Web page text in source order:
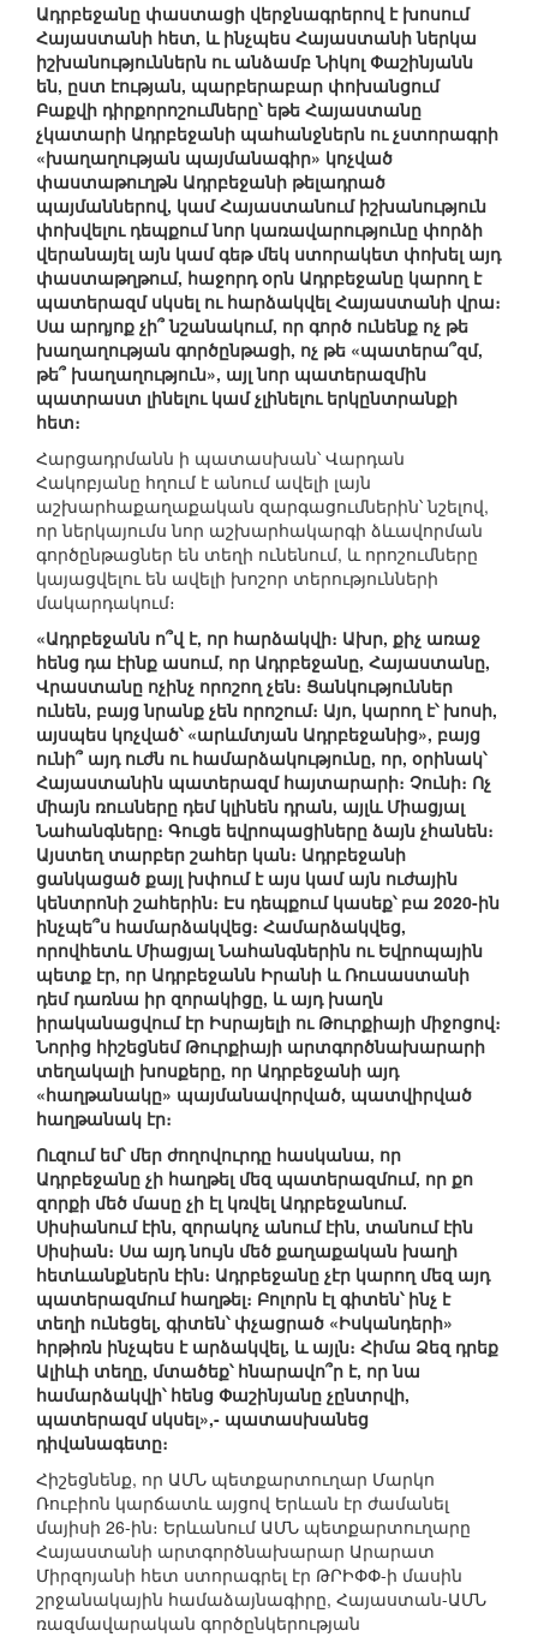
Ադրբեջանը փաստացի վերջնագրերով է խոսում
Հայաստանի հետ, և ինչպես Հայաստանի ներկա
իշխանություններն ու անձամբ Նիկոլ Փաշինյանն
են, ըստ էության, պարբերաբար փոխանցում
Բաքվի դիրքորոշումները՝ եթե Հայաստանը
չկատարի Ադրբեջանի պահանջներն ու չստորագրի
«խաղաղության պայմանագիր» կոչված
փաստաթուղթն Ադրբեջանի թելադրած
պայմաններով, կամ Հայաստանում իշխանություն
փոխվելու դեպքում նոր կառավարությունը փորձի
վերանայել այն կամ գեթ մեկ ստորակետ փոխել այդ
փաստաթղթում, հաջորդ օրն Ադրբեջանը կարող է
պատերազմ սկսել ու հարձակվել Հայաստանի վրա։
Սա արդյոք չի՞ նշանակում, որ գործ ունենք ոչ թե
խաղաղության գործընթացի, ոչ թե «պատերա՞զմ,
թե՞ խաղաղություն», այլ նոր պատերազմին
պատրաստ լինելու կամ չլինելու երկընտրանքի
հետ։
Հարցադրմանն ի պատասխան՝ Վարդան
Հակոբյանը հղում է անում ավելի լայն
աշխարհաքաղաքական զարգացումներին՝ նշելով,
որ ներկայումս նոր աշխարհակարգի ձևավորման
գործընթացներ են տեղի ունենում, և որոշումները
կայացվելու են ավելի խոշոր տերությունների
մակարդակում։
«Ադրբեջանն ո՞վ է, որ հարձակվի։ Ախր, քիչ առաջ
հենց դա էինք ասում, որ Ադրբեջանը, Հայաստանը,
Վրաստանը ոչինչ որոշող չեն։ Ցանկություններ
ունեն, բայց նրանք չեն որոշում։ Այո, կարող է՝ խոսի,
այսպես կոչված՝ «արևմտյան Ադրբեջանից», բայց
ունի՞ այդ ուժն ու համարձակությունը, որ, օրինակ՝
Հայաստանին պատերազմ հայտարարի։ Չունի։ Ոչ
միայն ռուսները դեմ կլինեն դրան, այլև Միացյալ
Նահանգները։ Գուցե եվրոպացիները ձայն չհանեն։
Այստեղ տարբեր շահեր կան։ Ադրբեջանի
ցանկացած քայլ խփում է այս կամ այն ուժային
կենտրոնի շահերին։ Էս դեպքում կասեք՝ բա 2020-ին
ինչպե՞ս համարձակվեց։ Համարձակվեց,
որովհետև Միացյալ Նահանգներին ու Եվրոպային
պետք էր, որ Ադրբեջանն Իրանի և Ռուսաստանի
դեմ դառնա իր զորակիցը, և այդ խաղն
իրականացվում էր Իսրայելի ու Թուրքիայի միջոցով։
Նորից հիշեցնեմ Թուրքիայի արտգործնախարարի
տեղակալի խոսքերը, որ Ադրբեջանի այդ
«հաղթանակը» պայմանավորված, պատվիրված
հաղթանակ էր։
Ուզում եմ՝ մեր ժողովուրդը հասկանա, որ
Ադրբեջանը չի հաղթել մեզ պատերազմում, որ քո
զորքի մեծ մասը չի էլ կռվել Ադրբեջանում.
Սիսիանում էին, զորակոչ անում էին, տանում էին
Սիսիան։ Սա այդ նույն մեծ քաղաքական խաղի
հետևանքներն էին։ Ադրբեջանը չէր կարող մեզ այդ
պատերազմում հաղթել։ Բոլորն էլ գիտեն՝ ինչ է
տեղի ունեցել, գիտեն՝ փչացրած «Իսկանդերի»
հրթիռն ինչպես է արձակվել, և այլն։ Հիմա Ձեզ դրեք
Ալիևի տեղը, մտածեք՝ հնարավո՞ր է, որ նա
համարձակվի՝ հենց Փաշինյանը չընտրվի,
պատերազմ սկսել»,- պատասխանեց
դիվանագետը։
Հիշեցնենք, որ ԱՄՆ պետքարտուղար Մարկո
Ռուբիոն կարճատև այցով Երևան էր ժամանել
մայիսի 26-ին։ Երևանում ԱՄՆ պետքարտուղարը
Հայաստանի արտգործնախարար Արարատ
Միրզոյանի հետ ստորագրել էր ԹՐԻՓՓ-ի մասին
շրջանակային համաձայնագիրը, Հայաստան-ԱՄՆ
ռազմավարական գործընկերության